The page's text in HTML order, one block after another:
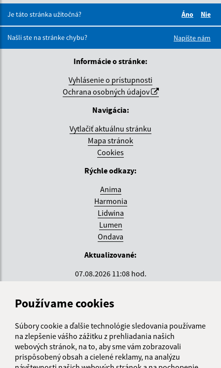
Používame cookies
Súbory cookie a ďalšie technológie sledovania používame
na zlepšenie vášho zážitku z prehliadania našich
webových stránok, na to, aby sme vám zobrazovali
prispôsobený obsah a cielené reklamy, na analýzu
Je táto stránka užitočná?
Áno
Nie
Našli ste na stránke chybu?
Napíšte nám
Informácie o stránke:
Vyhlásenie o prístupnosti
Ochrana osobných údajov
Navigácia:
Vytlačiť aktuálnu stránku
Mapa stránok
Cookies
Rýchle odkazy:
Anima
Harmonia
Lidwina
Lumen
Ondava
Aktualizované:
07.08.2026 11:08 hod.
Správca obsahu je Krajské centrum sociálnych služieb
ZEMPLÍN.
Vytvorené v súlade sJednotným dizajn manuálom
elektronických služieb.